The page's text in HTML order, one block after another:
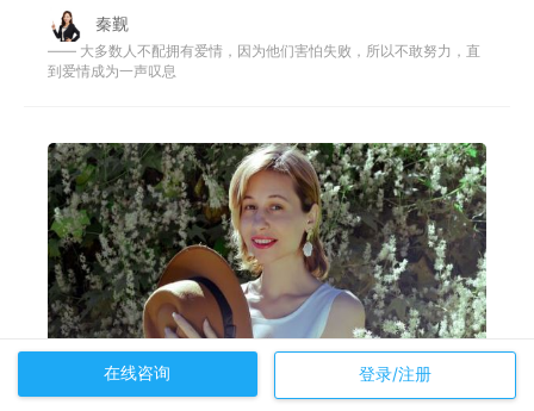
秦觐
—— 大多数人不配拥有爱情，因为他们害怕失败，所以不敢努力，直
到爱情成为一声叹息
在线咨询 登录/注册